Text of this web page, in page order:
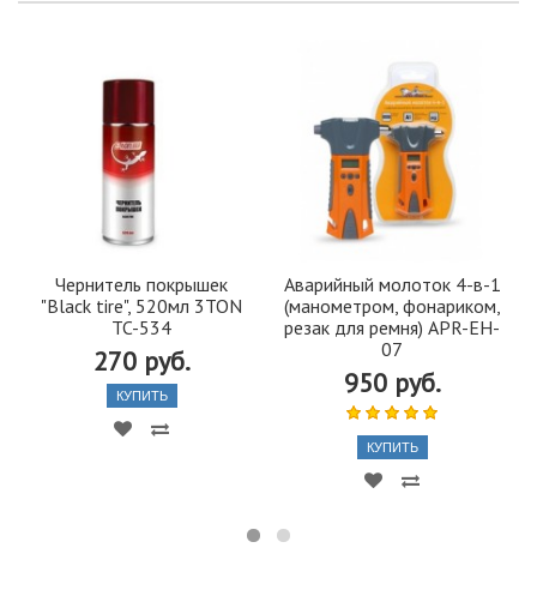
Чернитель покрышек
"Black tire", 520мл 3TON
TC-534
270 руб.
КУПИТЬ
Аварийный молоток 4-в-1
(манометром, фонариком,
резак для ремня) APR-EH-
07
950 руб.
КУПИТЬ